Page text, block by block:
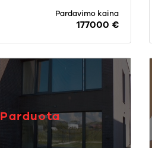
Pardavimo kaina
177000 €
Parduota